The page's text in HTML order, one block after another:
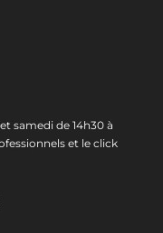
samedi de 14h30 à
et le click